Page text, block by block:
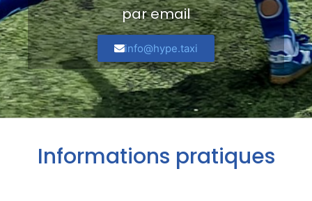
par email
info@hype.taxi
Informations pratiques